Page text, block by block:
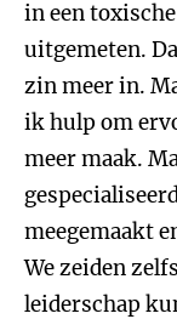
in een
uitgemeten.
zin meer in.
ik hulp om
meer maak.
meegemaakt
We zeiden
leiderschap